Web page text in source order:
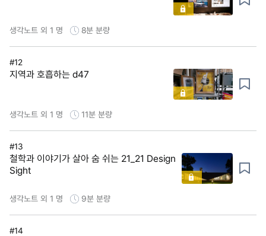
생각노트 외 1 명 8분 분량
#12
지역과 호흡하는 d47
생각노트 외 1 명 11분 분량
#13
철학과 이야기가 살아 숨 쉬는 21_21 Design
Sight
생각노트 외 1 명 9분 분량
#14